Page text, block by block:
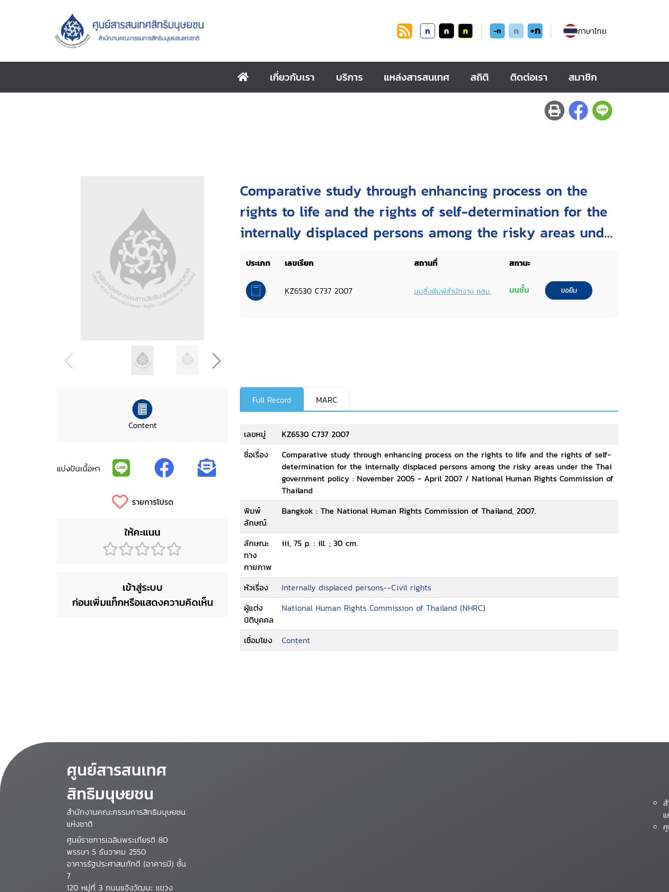
ก ก ก -ก ก +ก ภาษาไทย
เกี่ยวกับเรา บริการ แหล่งสารสนเทศ สถิติ ติดต่อเรา สมาชิก
Comparative study through enhancing process on the
rights to life and the rights of self-determination for the
internally displaced persons among the risky areas under
the Thai government policy : November 2005 - April
ประเภท เลขเรียก สถานที่ สถานะ
KZ6530 C737 2007 มุมสิ่งพิมพ์สำนักงาน กสม. บนชั้น ขอยืม
Content
แบ่งปันเนื้อหา
รายการโปรด
ให้คะแนน
เข้าสู่ระบบ
ก่อนเพิ่มแท็กหรือแสดงความคิดเห็น
Full Record MARC
เลขหมู่
KZ6530 C737 2007
ชื่อเรื่อง
Comparative study through enhancing process on the rights to life and the rights of self-
determination for the internally displaced persons among the risky areas under the Thai
government policy : November 2005 - April 2007 / National Human Rights Commission of
Thailand
พิมพ์
ลักษณ์
Bangkok : The National Human Rights Commission of Thailand, 2007.
ลักษณะ
ทาง
กายภาพ
iii, 75 p. : ill. ; 30 cm.
หัวเรื่อง
Internally displaced persons--Civil rights
ผู้แต่ง
นิติบุคคล
National Human Rights Commission of Thailand (NHRC)
เชื่อมโยง Content
ศูนย์สารสนเทศ
สิทธิมนุษยชน
สำนักงานคณะกรรมการสิทธิมนุษยชน
แห่งชาติ
ศูนย์ราชการเฉลิมพระเกียรติ 80
พรรษา 5 ธันวาคม 2550
อาคารรัฐประศาสนภักดี (อาคารบี) ชั้น
7
120 หมู่ที่ 3 ถนนแจ้งวัฒนะ แขวง